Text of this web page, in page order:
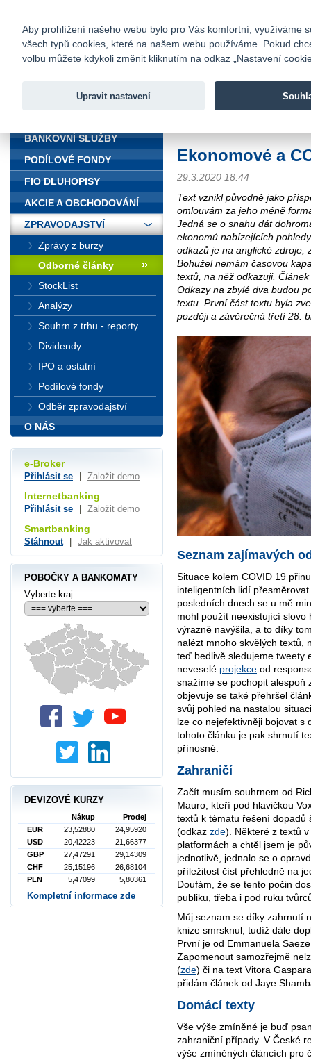
Fio banka
Fio banka
Ekonomové a
29.3.2020 18:44
Text vznikl původně jako
omlouvám za jeho méně
Jedná se o snahu dát
ekonomů nabízejících
odkazů je na anglické zdroje,
Bohužel nemám časovou
textů, na něž odkazuji.
Odkazy na zbylé dva budou
textu. První část textu byla
později a závěrečná třetí 28.
Seznam zajímavých
Situace kolem COVID 19
inteligentních lidí
posledních dnech se u mě
mohl použít neexistující slovo
výrazně navýšila, a to díky
nalézt mnoho skvělých textů,
teď bedlivě sledujeme tweety
neveselé projekce od
snažíme se pochopit alespoň
objevuje se také přehršel
svůj pohled na nastalou
lze co nejefektivněji bojovat s
tohoto článku je pak shrnutí
přínosné.
Zahraničí
Začít musím souhrnem od
Mauro, kteří pod hlavičkou
textů k tématu řešení dopadů
(odkaz zde). Některé z textů
platformách a chtěl jsem je
jednotlivě, jednalo se o
příležitost číst přehledně na
Doufám, že se tento počin
publiku, třeba i pod ruku
Můj seznam se díky zahrnutí
knize smrsknul, tudíž dále
První je od Emmanuela
Zapomenout samozřejmě
(zde) či na text Vitora
přidám článek od Jaye
Domácí texty
Vše výše zmíněné je buď
zahraniční případy. V České
výše zmíněných článcích pro
BANKOVNÍ SLUŽBY
PODÍLOVÉ FONDY
FIO DLUHOPISY
AKCIE A OBCHODOVÁNÍ
ZPRAVODAJSTVÍ
Zprávy z burzy
Odborné články
StockList
Analýzy
Souhrn z trhu - reporty
Dividendy
IPO a ostatní
Podílové fondy
Odběr zpravodajství
O NÁS
e-Broker
Přihlásit se Založit demo
Internetbanking
Přihlásit se Založit demo
Smartbanking
Stáhnout Jak aktivovat
POBOČKY A BANKOMATY
Vyberte kraj:
DEVIZOVÉ KURZY
Nákup
Prodej
EUR
23,52880
24,95920
USD
20,42223
21,66377
GBP
27,47291
29,14309
CHF
25,15196
26,68104
PLN
5,47099 5,80361
Kompletní informace zde
Aby prohlížení našeho webu bylo pro Vás komfortní, využíváme
všech typů cookies, které na našem webu používáme. Pokud
volbu můžete kdykoli změnit kliknutím na odkaz „Nastavení
Upravit nastavení